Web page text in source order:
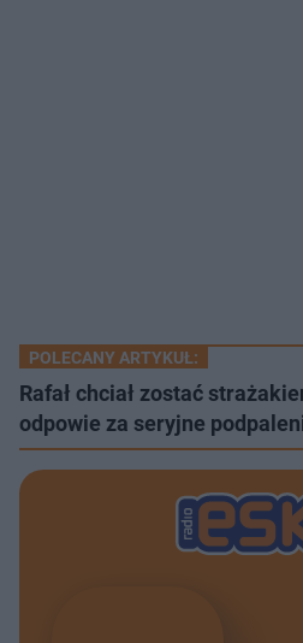
POLECANY ARTYKUŁ:
Rafał chciał zostać
odpowie za seryjne